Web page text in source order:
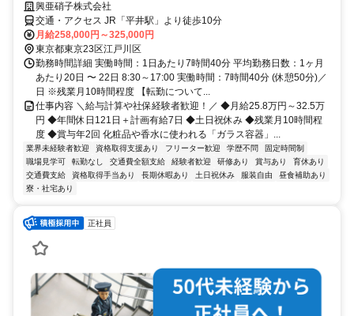
興亜硝子株式会社
交通・アクセス JR「平井駅」より徒歩10分
月給258,000円～325,000円
東京都東京23区江戸川区
勤務時間詳細 実働時間：1日あたり7時間40分 平均勤務日数：1ヶ月
あたり20日 〜 22日 8:30～17:00 実働時間：7時間40分 (休憩50分)／
日 ※残業月10時間程度 【転勤について...
仕事内容 ＼給与計算や社保経験者歓迎！／ ◆月給25.8万円～32.5万
円 ◆年間休日121日＋計画有給7日 ◆土日祝休み ◆残業月10時間程
度 ◆賞与年2回 化粧品や香水に使われる「ガラス容器」...
業界未経験者歓迎 資格取得支援あり フリーター歓迎 学歴不問
固定時間制
職場見学可
転勤なし 交通費全額支給 経験者歓迎 研修あり 賞与あり
育休あり
交通費支給
資格取得手当あり 長期休暇あり 土日祝休み 服装自由
昼食補助あり
寮・社宅あり
正社員